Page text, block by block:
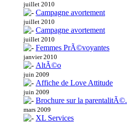
juillet 2010
Campagne avortement
juillet 2010
Campagne avortement
juillet 2010
Femmes PrÃ©voyantes
janvier 2010
AltÃ©o
juin 2009
Affiche de Love Attitude
juin 2009
Brochure sur la parentalitÃ©.
mars 2009
XL Services